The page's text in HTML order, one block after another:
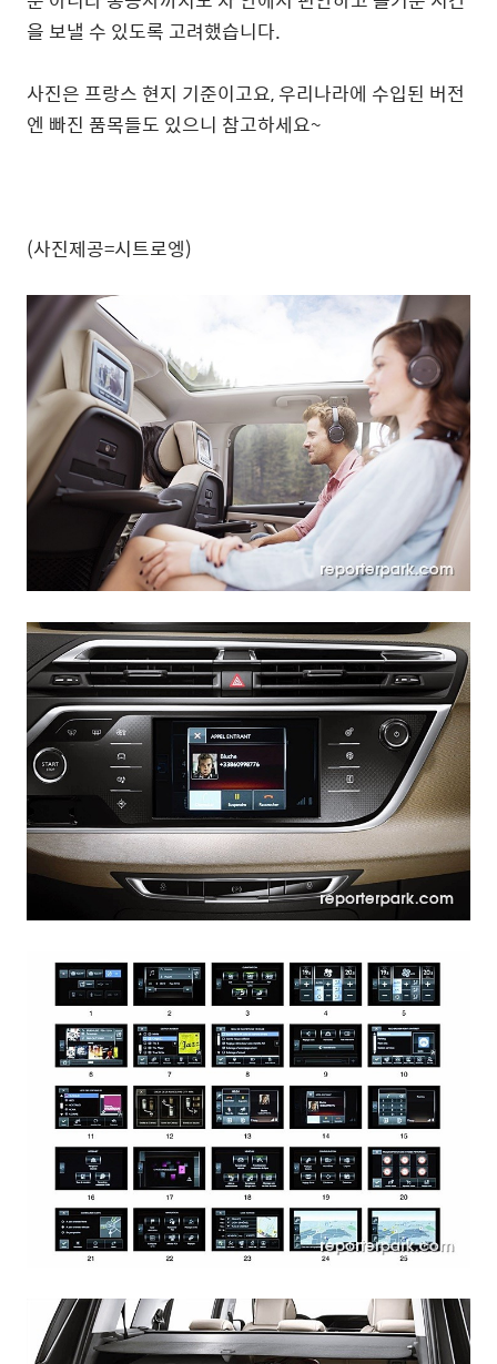
을 보낼 수 있도록 고려했습니다.
사진은 프랑스 현지 기준이고요, 우리나라에 수입된 버전
엔 빠진 품목들도 있으니 참고하세요~
(사진제공=시트로엥)